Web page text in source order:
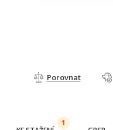
Porovnat
1